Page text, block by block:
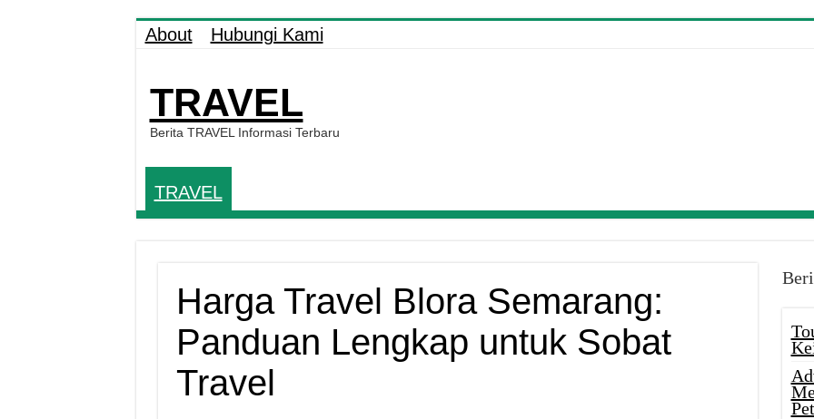
About Hubungi Kami
TRAVEL
Berita TRAVEL Informasi Terbaru
TRAVEL
Harga Travel Blora Semarang:
Panduan Lengkap untuk Sobat
Travel